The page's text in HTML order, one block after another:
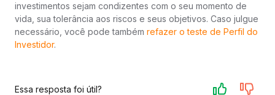
investimentos sejam condizentes com o seu momento de
vida, sua tolerância aos riscos e seus objetivos. Caso julgue
necessário, você pode também refazer o teste de Perfil do
Investidor.
Essa resposta foi útil?